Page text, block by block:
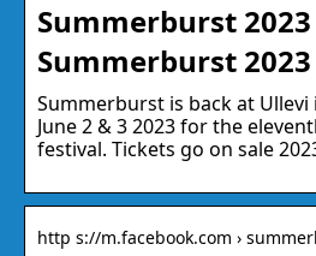
Summerburst 2023
Summerburst 2023
Summerburst is back at
June 2 & 3 2023 for the
festival. Tickets go on sale
http s://m.facebook.com ›